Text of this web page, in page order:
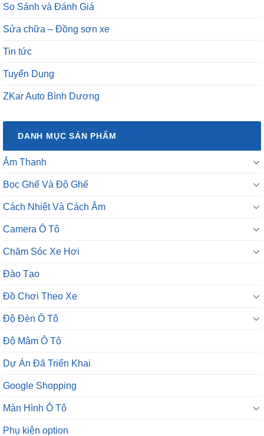
So Sánh và Đánh Giá
Sửa chữa – Đồng sơn xe
Tin tức
Tuyển Dụng
ZKar Auto Bình Dương
DANH MỤC SẢN PHẨM
Âm Thanh
Bọc Ghế Và Độ Ghế
Cách Nhiệt Và Cách Âm
Camera Ô Tô
Chăm Sóc Xe Hơi
Đào Tạo
Đồ Chơi Theo Xe
Độ Đèn Ô Tô
Độ Mâm Ô Tô
Dự Án Đã Triển Khai
Google Shopping
Màn Hình Ô Tô
Phụ kiện option